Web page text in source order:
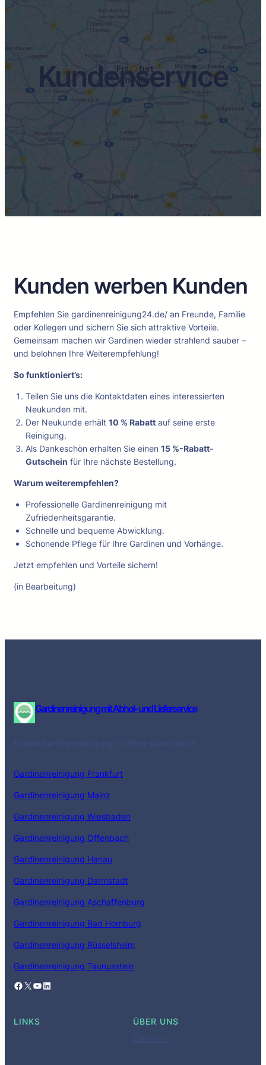
Kundenservice
Kunden werben Kunden
Empfehlen Sie gardinenreinigung24.de/ an Freunde, Familie
oder Kollegen und sichern Sie sich attraktive Vorteile.
Gemeinsam machen wir Gardinen wieder strahlend sauber –
und belohnen Ihre Weiterempfehlung!
So funktioniert’s:
Teilen Sie uns die Kontaktdaten eines interessierten
Neukunden mit.
Der Neukunde erhält 10 % Rabatt auf seine erste
Reinigung.
Als Dankeschön erhalten Sie einen 15 %-Rabatt-
Gutschein für Ihre nächste Bestellung.
Warum weiterempfehlen?
Professionelle Gardinenreinigung mit
Zufriedenheitsgarantie.
Schnelle und bequeme Abwicklung.
Schonende Pflege für Ihre Gardinen und Vorhänge.
Jetzt empfehlen und Vorteile sichern!
(in Bearbeitung)
Gardinenreinigung mit Abhol- und Lieferservice
Mobile Gardinenreinigung in Rhein-Main-Gebiet
Gardinenreinigung Frankfurt
Gardinenreinigung Mainz
Gardinenreinigung Wiesbaden
Gardinenreinigung Offenbach
Gardinenreinigung Hanau
Gardinenreinigung Darmstadt
Gardinenreinigung Aschaffenburg
Gardinenreinigung Bad Homburg
Gardinenreinigung Rüsselsheim
Gardinenreinigung Taunusstein
Facebook X YouTube LinkedIn
LINKS
ÜBER UNS
Über uns